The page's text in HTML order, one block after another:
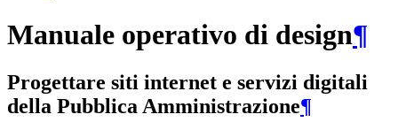
Manuale operativo di design¶
Progettare siti internet e servizi digitali
della Pubblica Amministrazione¶